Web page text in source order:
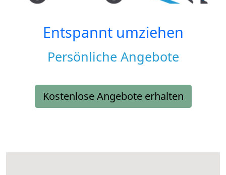
Entspannt umziehen
Persönliche Angebote
Kostenlose Angebote erhalten